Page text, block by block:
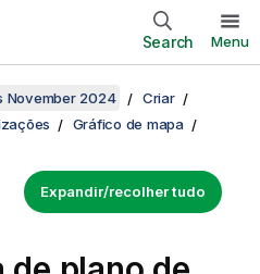
Search Menu
November 2024
Criar
Gráfico de mapa
Expandir/recolher tudo